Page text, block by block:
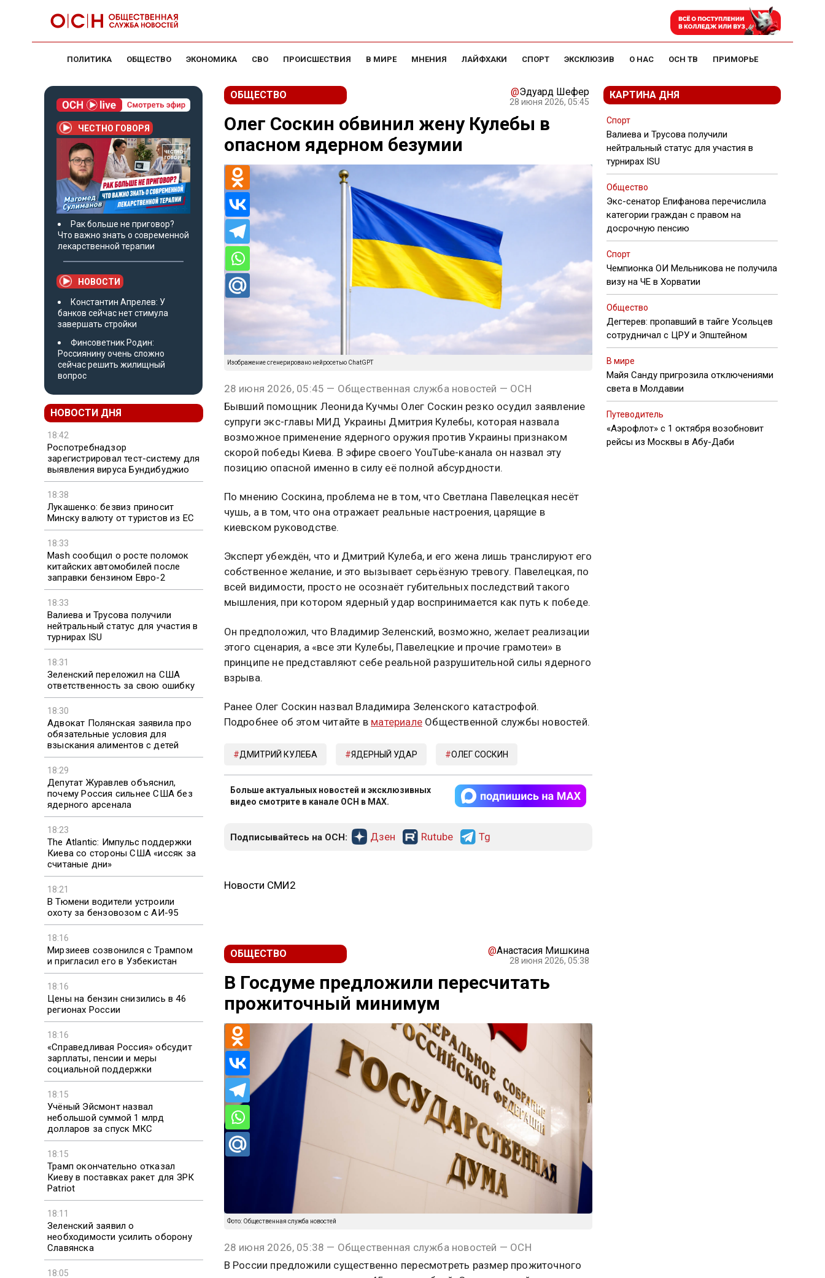
ПОЛИТИКА ОБЩЕСТВО ЭКОНОМИКА СВО ПРОИСШЕСТВИЯ В МИРЕ МНЕНИЯ ЛАЙФХАКИ СПОРТ ЭКСКЛЮЗИВ О НАС ОСН ТВ ПРИМОРЬЕ
ЧЕСТНО ГОВОРЯ
Рак больше не приговор?
Что важно знать о современной
лекарственной терапии
НОВОСТИ
Константин Апрелев: У
банков сейчас нет стимула
завершать стройки
Финсоветник Родин:
Россиянину очень сложно
сейчас решить жилищный
вопрос
НОВОСТИ ДНЯ
18:42
Роспотребнадзор
зарегистрировал тест-систему для
выявления вируса Бундибуджио
18:38
Лукашенко: безвиз приносит
Минску валюту от туристов из ЕС
18:33
Mash сообщил о росте поломок
китайских автомобилей после
заправки бензином Евро-2
18:33
Валиева и Трусова получили
нейтральный статус для участия в
турнирах ISU
18:31
Зеленский переложил на США
ответственность за свою ошибку
18:30
Адвокат Полянская заявила про
обязательные условия для
взыскания алиментов с детей
18:29
Депутат Журавлев объяснил,
почему Россия сильнее США без
ядерного арсенала
18:23
The Atlantic: Импульс поддержки
Киева со стороны США «иссяк за
считаные дни»
18:21
В Тюмени водители устроили
охоту за бензовозом с АИ-95
18:16
Мирзиеев созвонился с Трампом
и пригласил его в Узбекистан
18:16
Цены на бензин снизились в 46
регионах России
18:16
«Справедливая Россия» обсудит
зарплаты, пенсии и меры
социальной поддержки
18:15
Учёный Эйсмонт назвал
небольшой суммой 1 млрд
долларов за спуск МКС
18:15
Трамп окончательно отказал
Киеву в поставках ракет для ЗРК
Patriot
18:11
Зеленский заявил о
необходимости усилить оборону
Славянска
18:05
ОБЩЕСТВО @Эдуард Шефер
28 июня 2026, 05:45
Олег Соскин обвинил жену Кулебы в
опасном ядерном безумии
Изображение сгенерировано нейросетью ChatGPT
28 июня 2026, 05:45 — Общественная служба новостей — ОСН
Бывший помощник Леонида Кучмы Олег Соскин резко осудил заявление
супруги экс-главы МИД Украины Дмитрия Кулебы, которая назвала
возможное применение ядерного оружия против Украины признаком
скорой победы Киева. В эфире своего YouTube-канала он назвал эту
позицию опасной именно в силу её полной абсурдности.
По мнению Соскина, проблема не в том, что Светлана Павелецкая несёт
чушь, а в том, что она отражает реальные настроения, царящие в
киевском руководстве.
Эксперт убеждён, что и Дмитрий Кулеба, и его жена лишь транслируют его
собственное желание, и это вызывает серьёзную тревогу. Павелецкая, по
всей видимости, просто не осознаёт губительных последствий такого
мышления, при котором ядерный удар воспринимается как путь к победе.
Он предположил, что Владимир Зеленский, возможно, желает реализации
этого сценария, а «все эти Кулебы, Павелецкие и прочие грамотеи» в
принципе не представляют себе реальной разрушительной силы ядерного
взрыва.
Ранее Олег Соскин назвал Владимира Зеленского катастрофой.
Подробнее об этом читайте в материалеОбщественной службы новостей.
ДМИТРИЙ КУЛЕБА ЯДЕРНЫЙ УДАР ОЛЕГ СОСКИН
Больше актуальных новостей и эксклюзивных
видео смотрите в канале ОСН в MAX.
Подписывайтесь на ОСН: Дзен Rutube Tg
Новости СМИ2
ОБЩЕСТВО @Анастасия Мишкина
28 июня 2026, 05:38
В Госдуме предложили пересчитать
прожиточный минимум
Фото: Общественная служба новостей
28 июня 2026, 05:38 — Общественная служба новостей — ОСН
В России предложили существенно пересмотреть размер прожиточного
КАРТИНА ДНЯ
Спорт
Валиева и Трусова получили
нейтральный статус для участия в
турнирах ISU
Общество
Экс-сенатор Епифанова перечислила
категории граждан с правом на
досрочную пенсию
Спорт
Чемпионка ОИ Мельникова не получила
визу на ЧЕ в Хорватии
Общество
Дегтерев: пропавший в тайге Усольцев
сотрудничал с ЦРУ и Эпштейном
В мире
Майя Санду пригрозила отключениями
света в Молдавии
Путеводитель
«Аэрофлот» с 1 октября возобновит
рейсы из Москвы в Абу-Даби